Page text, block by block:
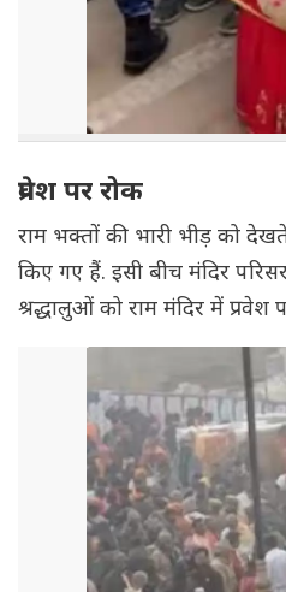
प्रवेश पर रोक
राम भक्तों की भारी भीड़ को
किए गए हैं. इसी बीच मंदिर
श्रद्धालुओं को राम मंदिर में प्रवेश